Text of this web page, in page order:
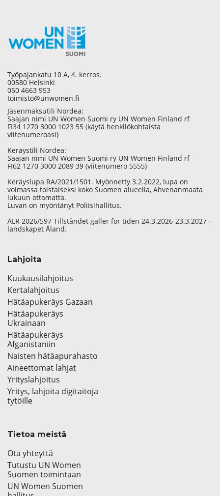
Työpajankatu 10 A, 4. kerros.
00580 Helsinki
050 4663 953
toimisto@unwomen.fi
Jäsenmaksutili Nordea:
Saajan nimi UN Women Suomi ry UN Women Finland rf
FI34 1270 3000 1023 55 (käytä henkilökohtaista
viitenumeroasi)
Keräystili Nordea:
Saajan nimi UN Women Suomi ry UN Women Finland rf
FI62 1270 3000 2089 39 (viitenumero 5555)
Keräyslupa RA/2021/1501. Myönnetty 3.2.2022, lupa on
voimassa toistaiseksi koko Suomen alueella, Ahvenanmaata
lukuun ottamatta.
Luvan on myöntänyt Poliisihallitus.
ÅLR 2026/597 Tillståndet gäller för tiden 24.3.2026-23.3.2027 –
landskapet Åland.
Lahjoita
Kuukausilahjoitus
Kertalahjoitus
Hätäapukeräys Gazaan
Hätäapukeräys
Ukrainaan
Hätäapukeräys
Afganistaniin
Naisten hätäapurahasto
Aineettomat lahjat
Yrityslahjoitus
Yritys, lahjoita digitaitoja
tytöille
Tietoa meistä
Ota yhteyttä
Tutustu UN Women
Suomen toimintaan
UN Women Suomen